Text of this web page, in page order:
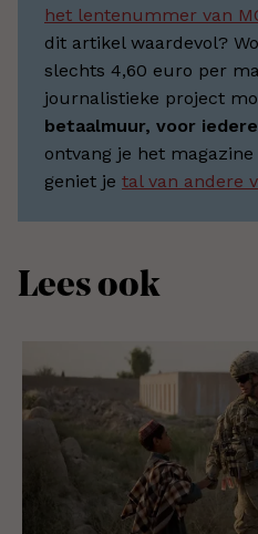
het lentenummer van
dit artikel waardevol?
slechts 4,60 euro per
journalistieke project
betaalmuur, voor
ontvang je het
geniet je tal van andere
Lees ook